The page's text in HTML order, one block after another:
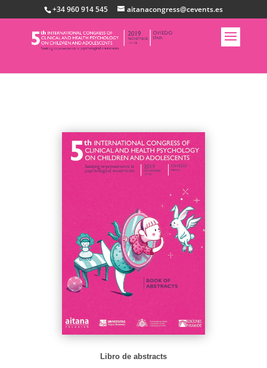
+34 960 914 545 aitanacongress@cevents.es
Libro de abstracts